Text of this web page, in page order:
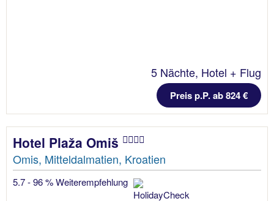
5 Nächte, Hotel + Flug
Preis p.P. ab 824 €
Hotel Plaža Omiš
Omis, Mitteldalmatien, Kroatien
5.7 - 96 % Weiterempfehlung